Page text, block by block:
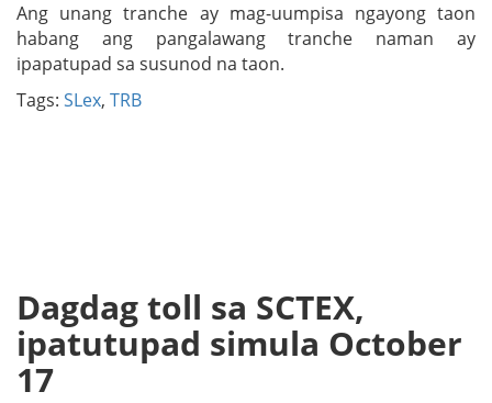
Ang unang tranche ay mag-uumpisa ngayong taon
habang ang pangalawang tranche naman ay
ipapatupad sa susunod na taon.
Tags: SLex, TRB
Dagdag toll sa SCTEX,
ipatutupad simula October
17